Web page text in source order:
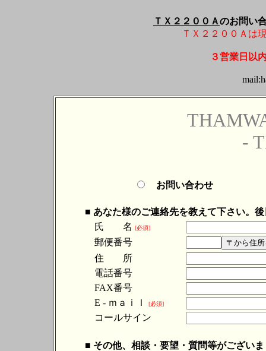
ＴＸ２２００Ａのお問い
ＴＸ２２００Ａは
３営業日以
-
お問い合わせ
■ あなた様のご連絡先を教えて下さい。
氏 名 [必須]
郵便番号
住 所
電話番号
FAX番号
E - ｍａｉｌ
[必須]
コールサイン
■ その他、相談・要望・質問等がござい